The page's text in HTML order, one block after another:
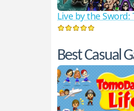
Live by the Sword:
Best Casual